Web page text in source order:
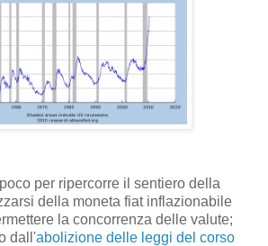
per ripercorre il sentiero della
della moneta fiat inflazionabile
la concorrenza delle valute;
dall'abolizione delle leggi del corso